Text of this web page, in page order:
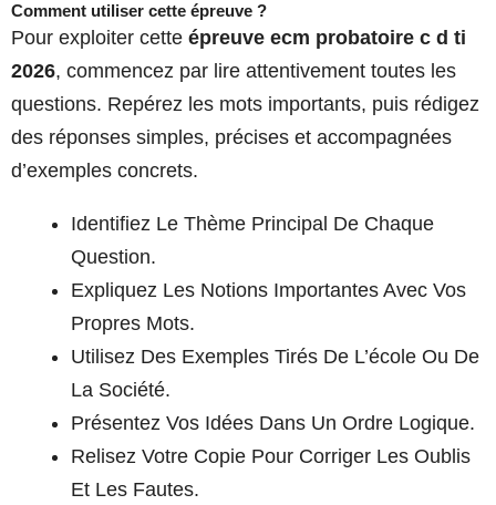
Comment utiliser cette épreuve ?
Pour exploiter cette épreuve ecm probatoire c d ti
2026, commencez par lire attentivement toutes les
questions. Repérez les mots importants, puis rédigez
des réponses simples, précises et accompagnées
d’exemples concrets.
Identifiez Le Thème Principal De Chaque
Question.
Expliquez Les Notions Importantes Avec Vos
Propres Mots.
Utilisez Des Exemples Tirés De L’école Ou De
La Société.
Présentez Vos Idées Dans Un Ordre Logique.
Relisez Votre Copie Pour Corriger Les Oublis
Et Les Fautes.